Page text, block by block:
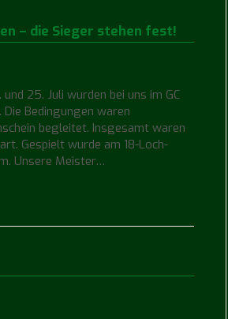
– die Sieger stehen fest!
25. Juli wurden bei uns im GC
Bedingungen waren
begleitet. Insgesamt waren
Gespielt wurde am 18-Loch-
Unsere Meister…